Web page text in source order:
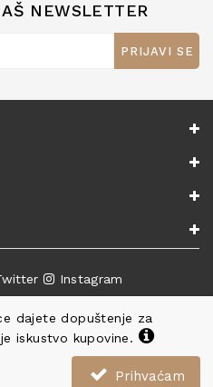
dajete dopuštenje za
iskustvo kupovine.
Prihvaćam
NEWSLETTER
PRIJAVI SE
Instagram